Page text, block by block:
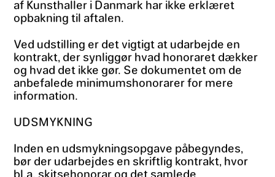
af Kunsthaller i Danmark har ikke erklæret
opbakning til aftalen.
Ved udstilling er det vigtigt at udarbejde en
kontrakt, der synliggør hvad honoraret dækker
og hvad det ikke gør. Se dokumentet om de
anbefalede minimumshonorarer for mere
information.
UDSMYKNING
Inden en udsmykningsopgave påbegyndes,
bør der udarbejdes en skriftlig kontrakt, hvor
bl.a. skitsehonorar og det samlede